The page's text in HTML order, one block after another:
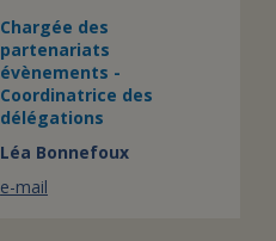
Chargée des
partenariats
évènements -
Coordinatrice des
délégations
Léa Bonnefoux
e-mail